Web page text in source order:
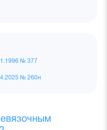
№ 377
№ 260н